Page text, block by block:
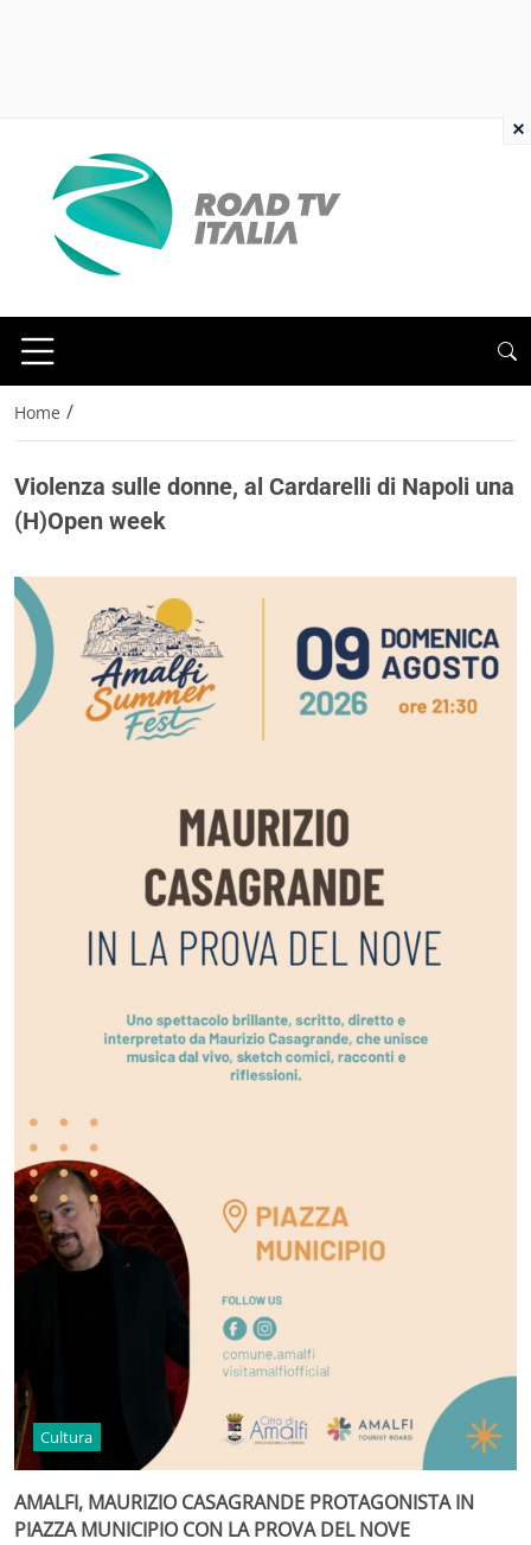
Home /
Violenza sulle donne, al Cardarelli di Napoli una
(H)Open week
Cultura
AMALFI, MAURIZIO CASAGRANDE PROTAGONISTA IN
PIAZZA MUNICIPIO CON LA PROVA DEL NOVE
×